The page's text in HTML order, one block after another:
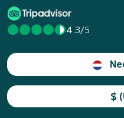
4.3/5
$